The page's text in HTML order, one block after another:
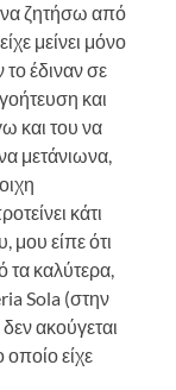
ζητήσω από
μείνει μόνο
το έδιναν σε
και
και του να
μετάνιωνα,
κάτι
μου είπε ότι
τα καλύτερα,
Sola (στην
ακούγεται
είχε